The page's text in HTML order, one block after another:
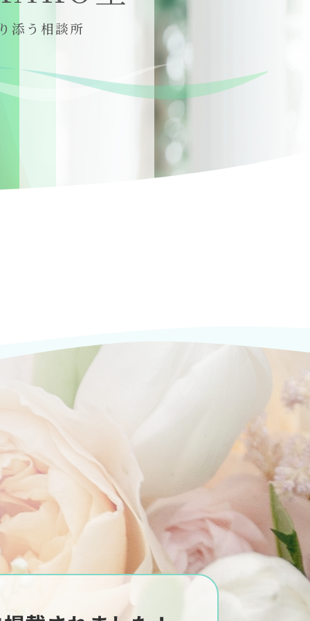
添う相談所